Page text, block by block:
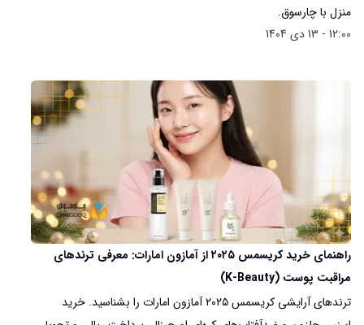
منزل با چارسوق.
12:00 - 13 دی 1404
راهنمای خرید کریسمس ۲۰۲۵ از آمازون امارات: معرفی ترندهای
مراقبت پوست (K-Beauty)
ترندهای آرایشی کریسمس ۲۰۲۵ آمازون امارات را بشناسید. خرید